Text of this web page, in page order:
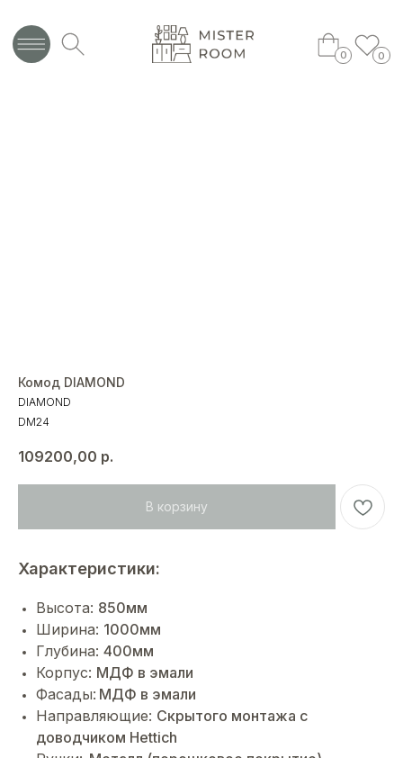
0
Комод DIAMOND
DIAMOND
DM24
109200,00 р.
В корзину
Характеристики:
Высота: 850мм
Ширина: 1000мм
Глубина: 400мм
Корпус: МДФ в эмали
Фасады: МДФ в эмали
Направляющие: Cкрытого монтажа с
доводчиком Hettich